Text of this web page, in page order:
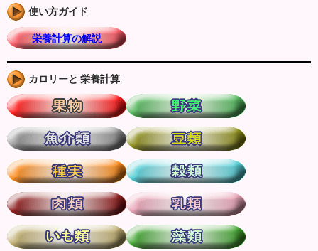
使い方ガイド
栄養計算の解説
カロリーと 栄養計算